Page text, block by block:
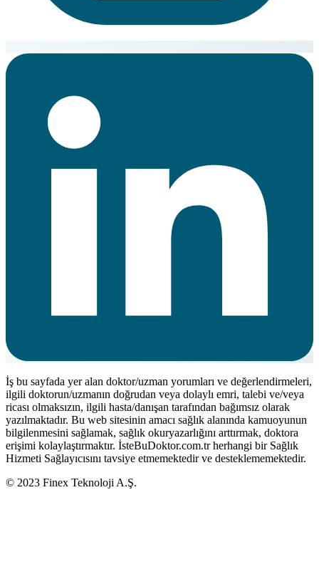
İş bu sayfada yer alan doktor/uzman yorumları ve değerlendirmeleri,
ilgili doktorun/uzmanın doğrudan veya dolaylı emri, talebi ve/veya
ricası olmaksızın, ilgili hasta/danışan tarafından bağımsız olarak
yazılmaktadır. Bu web sitesinin amacı sağlık alanında kamuoyunun
bilgilenmesini sağlamak, sağlık okuryazarlığını arttırmak, doktora
erişimi kolaylaştırmaktır. İsteBuDoktor.com.tr herhangi bir Sağlık
Hizmeti Sağlayıcısını tavsiye etmemektedir ve desteklememektedir.
© 2023 Finex Teknoloji A.Ş.